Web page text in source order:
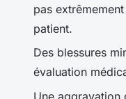
pas
patient.
Des blessures
évaluation
Une aggravation